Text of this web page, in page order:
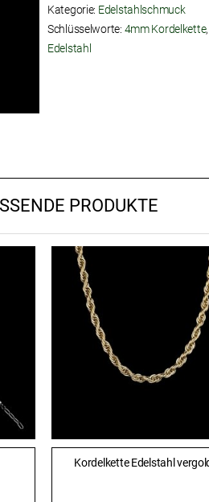
Kategorie: Edelstahlschmuck
Schlüsselworte: 4mm Kordelkette,
Edelstahl
PRODUKTE
Kordelkette Edelstahl